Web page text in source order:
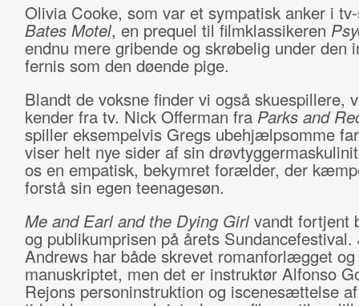
Olivia Cooke, som var et sympatisk anker i
Bates Motel, en prequel til filmklassikeren
endnu mere gribende og skrøbelig under den
fernis som den døende pige.
Blandt de voksne finder vi også skuespillere,
kender fra tv. Nick Offerman fra Parks and
spiller eksempelvis Gregs ubehjælpsomme
viser helt nye sider af sin
os en empatisk, bekymret forælder, der
forstå sin egen teenagesøn.
Me and Earl and the Dying Girlvandt fortjent
og publikumprisen på årets Sundancefestival.
Andrews har både skrevet romanforlægget og
manuskriptet, men det er instruktør Alfonso
Rejons personinstruktion og iscenesættelse